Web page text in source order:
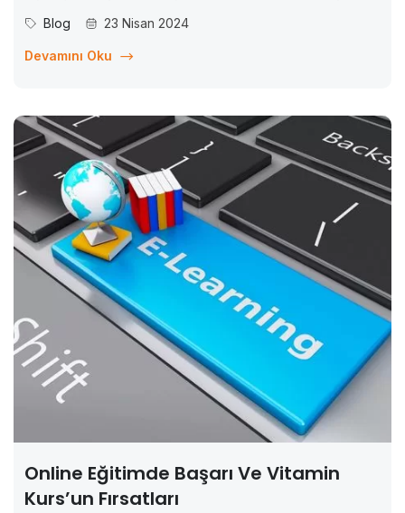
nitelikleri ve beklentileriyle doğrudan ilişkilidir. Bu
makalede, insanların eğitimde ve eğitimcilerdeki beklentileri
Blog 23 Nisan 2024
Devamını Oku
Online Eğitimde Başarı Ve Vitamin
Kurs’un Fırsatları